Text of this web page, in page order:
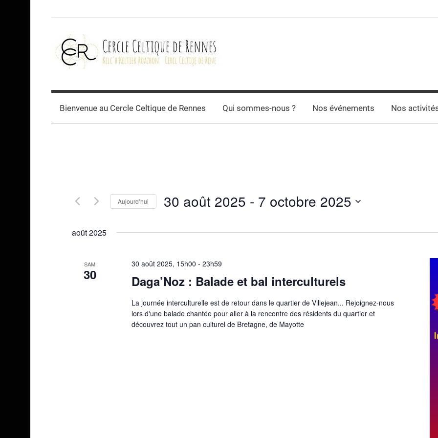
Cercle
celtique
Bienvenue au Cercle Celtique de Rennes Qui sommes-nous ? Nos événements Nos
Aujourd’hui 30 août 2025 - 7 octobre 2025
une
août 2025
SAM
30
30 août 2025, 15h00 - 23h59
Daga’Noz : Balade et bal interculturels
La journée interculturelle est de retour dans le quartier de Villejean... Rejoignez-nous
lors d'une balade chantée pour aller à la rencontre des résidents du quartier et
découvrez tout un pan culturel de Bretagne, de Mayotte